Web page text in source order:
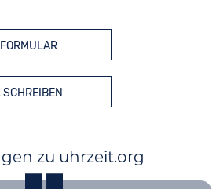
zu uhrzeit.org